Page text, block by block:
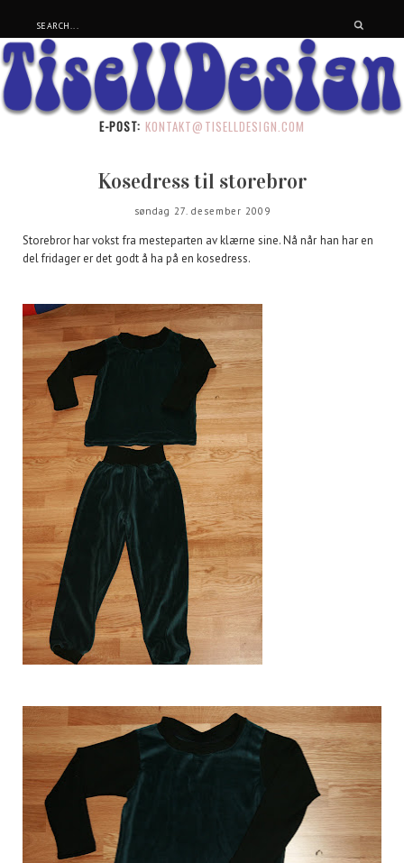
E-POST: KONTAKT@TISELLDESIGN.COM
Kosedress til storebror
søndag 27. desember 2009
Storebror har vokst fra mesteparten av klærne sine. Nå når han har en
del fridager er det godt å ha på en kosedress.